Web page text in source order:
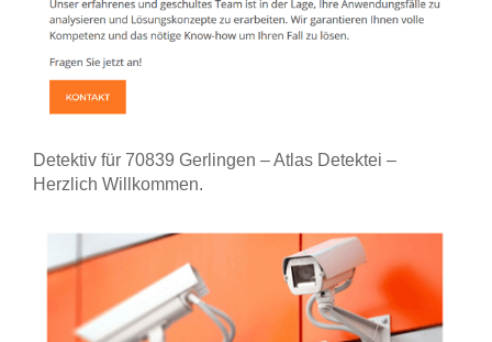
Detektiv für 70839 Gerlingen – Atlas Detektei –
Herzlich Willkommen.